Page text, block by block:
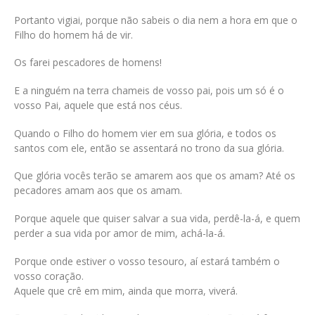
Portanto vigiai, porque não sabeis o dia nem a hora em que o
Filho do homem há de vir.
Os farei pescadores de homens!
E a ninguém na terra chameis de vosso pai, pois um só é o
vosso Pai, aquele que está nos céus.
Quando o Filho do homem vier em sua glória, e todos os
santos com ele, então se assentará no trono da sua glória.
Que glória vocês terão se amarem aos que os amam? Até os
pecadores amam aos que os amam.
Porque aquele que quiser salvar a sua vida, perdê-la-á, e quem
perder a sua vida por amor de mim, achá-la-á.
Porque onde estiver o vosso tesouro, aí estará também o
vosso coração.
Aquele que crê em mim, ainda que morra, viverá.